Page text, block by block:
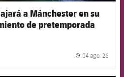
a Mánchester en su
de pretemporada
04 ago. 26